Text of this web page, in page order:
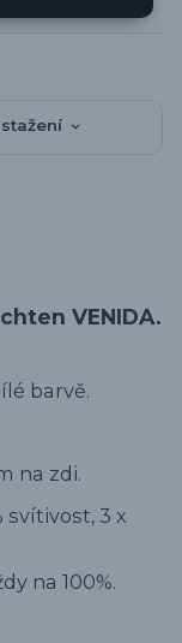
VENIDA.
barvě.
na zdi.
svítivost, 3 x
na 100%.